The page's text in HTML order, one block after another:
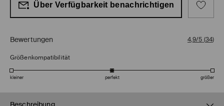
Über Verfügbarkeit benachrichtigen
Bewertungen 4,9/5 (34)
Größenkompatibilität
kleiner perfekt größer